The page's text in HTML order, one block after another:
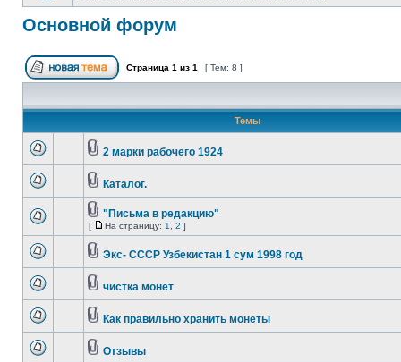
Основной форум
Страница 1 из 1 [ Тем: 8 ]
Темы
2 марки рабочего 1924
Каталог.
"Письма в редакцию"
[ На страницу: 1 2 ]
Экс- СССР Узбекистан 1 сум 1998 год
чистка монет
Как правильно хранить монеты
Отзывы